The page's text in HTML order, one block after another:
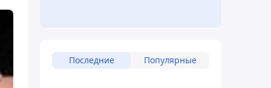
Последние Популярные